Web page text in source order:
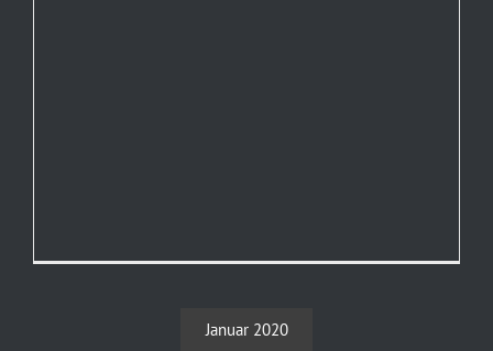
Januar 2020